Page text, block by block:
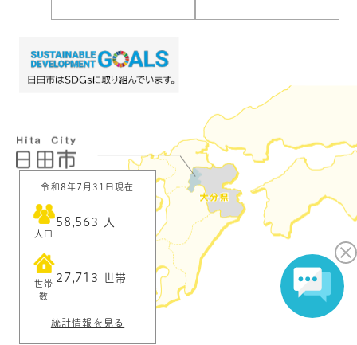
令和8年7月31日現在
人口
58,563 人
世帯
数
27,713 世帯
統計情報を見る